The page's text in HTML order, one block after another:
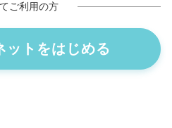
ご利用の方
ットをはじめる